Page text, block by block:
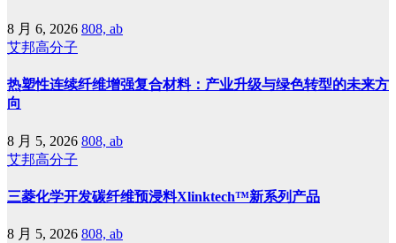
8 月 6, 2026 808, ab
艾邦高分子
热塑性连续纤维增强复合材料：产业升级与绿色转型的未来方
向
8 月 5, 2026 808, ab
艾邦高分子
三菱化学开发碳纤维预浸料Xlinktech™新系列产品
8 月 5, 2026 808, ab